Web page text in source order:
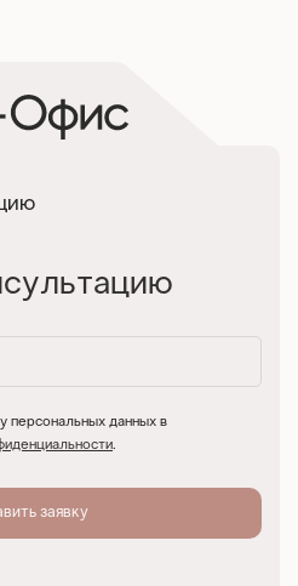
персональных данных в
.